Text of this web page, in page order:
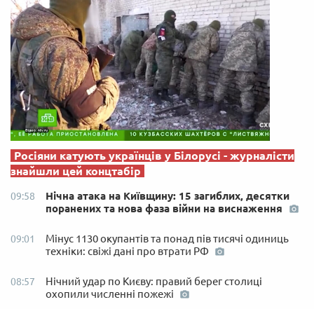
Росіяни катують українців у Білорусі - журналісти
знайшли цей концтабір
09:58
Нічна атака на Київщину: 15 загиблих, десятки
поранених та нова фаза війни на виснаження
09:01
Мінус 1130 окупантів та понад пів тисячі одиниць
техніки: свіжі дані про втрати РФ
08:57
Нічний удар по Києву: правий берег столиці
охопили численні пожежі